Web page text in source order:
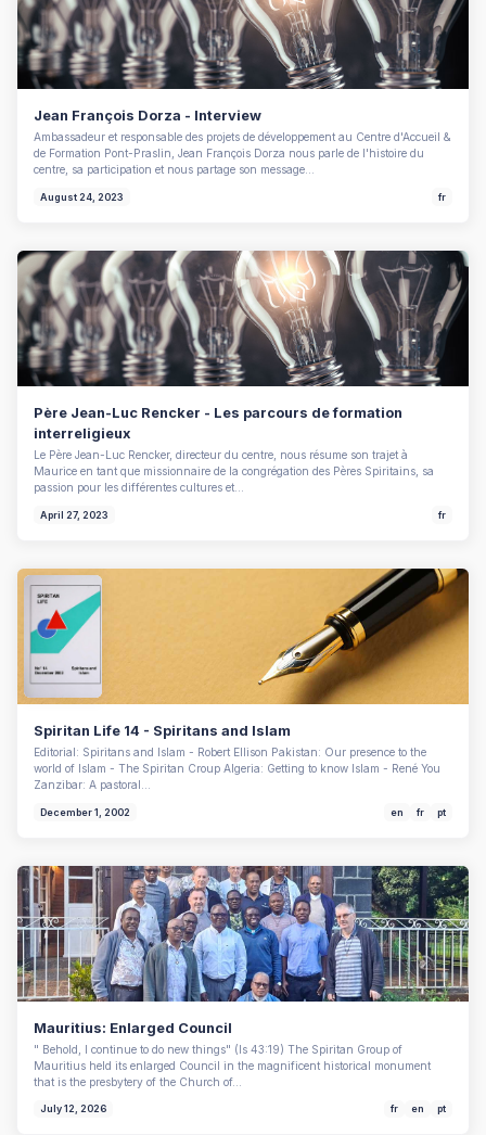
Jean François Dorza - Interview
Ambassadeur et responsable des projets de développement au Centre d'Accueil &
de Formation Pont-Praslin, Jean François Dorza nous parle de l'histoire du
centre, sa participation et nous partage son message…
August 24, 2023 fr
Père Jean-Luc Rencker - Les parcours de formation
interreligieux
Le Père Jean-Luc Rencker, directeur du centre, nous résume son trajet à
Maurice en tant que missionnaire de la congrégation des Pères Spiritains, sa
passion pour les différentes cultures et…
April 27, 2023 fr
Spiritan Life 14 - Spiritans and Islam
Editorial: Spiritans and Islam - Robert Ellison Pakistan: Our presence to the
world of Islam - The Spiritan Croup Algeria: Getting to know Islam - René You
Zanzibar: A pastoral…
December 1, 2002 en fr pt
Mauritius: Enlarged Council
" Behold, I continue to do new things" (Is 43:19) The Spiritan Group of
Mauritius held its enlarged Council in the magnificent historical monument
that is the presbytery of the Church of…
July 12, 2026 fr en pt